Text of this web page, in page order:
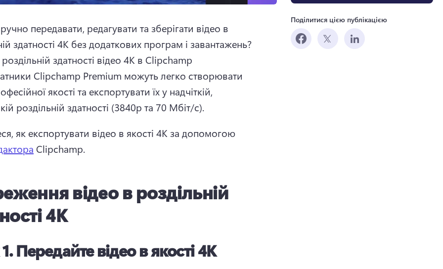
передавати, редагувати та зберігати відео в
здатності 4K без додаткових програм і завантажень?
здатності відео 4K в Clipchamp
Clipchamp Premium можуть легко створювати
якості та експортувати їх у надчіткій,
роздільній здатності (3840p та 70 Мбіт/с).
як експортувати відео в якості 4K за допомогою
Clipchamp.
відео в роздільній
4K
Передайте відео в якості 4K
Поділитися цією публікацією